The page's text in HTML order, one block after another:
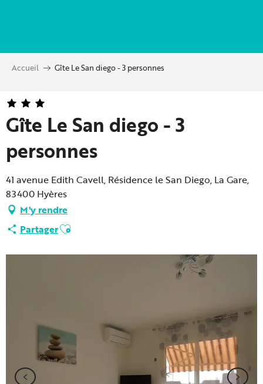
principal
Accueil Gîte Le San diego - 3 personnes
Gîte Le San diego - 3
personnes
41 avenue Edith Cavell, Résidence le San Diego, La Gare,
83400 Hyères
M'y rendre
PartagerAjouter aux favoris